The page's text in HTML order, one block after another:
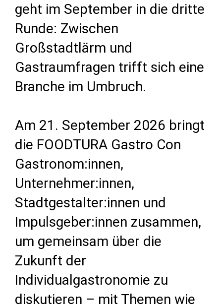
geht im September in die dritte
Runde: Zwischen
Großstadtlärm und
Gastraumfragen trifft sich eine
Branche im Umbruch.
Am 21. September 2026 bringt
die FOODTURA Gastro Con
Gastronom:innen,
Unternehmer:innen,
Stadtgestalter:innen und
Impulsgeber:innen zusammen,
um gemeinsam über die
Zukunft der
Individualgastronomie zu
diskutieren – mit Themen wie